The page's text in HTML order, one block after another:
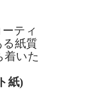
ティ
紙質
いた
紙)